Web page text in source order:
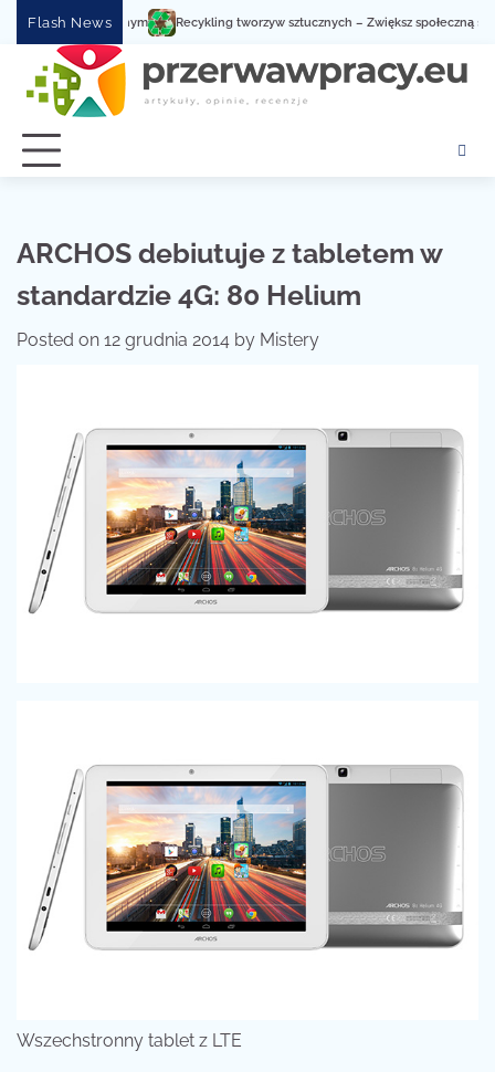
content
Flash News Recykling tworzyw sztucznych – Zwiększ społeczną
ARCHOS debiutuje z tabletem w
standardzie 4G: 80 Helium
Posted on 12 grudnia 2014 by Mistery
Wszechstronny tablet z LTE